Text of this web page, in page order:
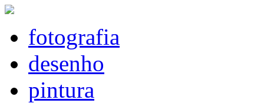
fotografia
desenho
pintura